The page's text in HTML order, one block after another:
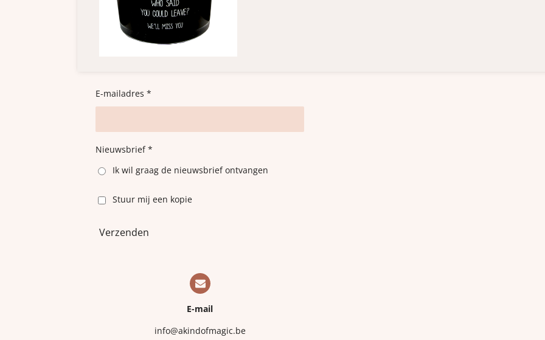
E-mailadres *
Nieuwsbrief *
Ik wil graag de nieuwsbrief ontvangen
Stuur mij een kopie
Verzenden
E-mail
info@akindofmagic.be